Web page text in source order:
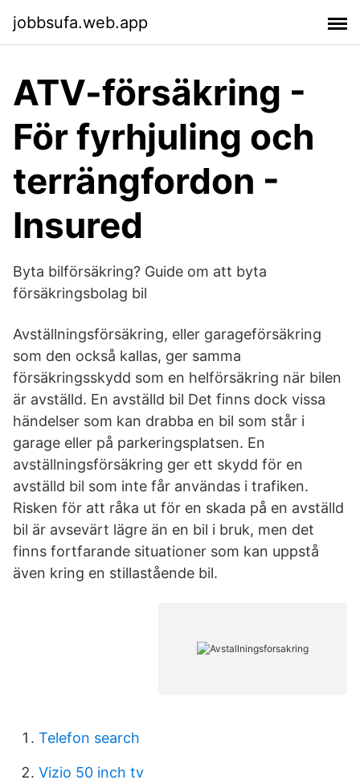
jobbsufa.web.app
ATV-försäkring -
För fyrhjuling och
terrängfordon -
Insured
Byta bilförsäkring? Guide om att byta
försäkringsbolag bil
Avställningsförsäkring, eller garageförsäkring
som den också kallas, ger samma
försäkringsskydd som en helförsäkring när bilen
är avställd. En avställd bil Det finns dock vissa
händelser som kan drabba en bil som står i
garage eller på parkeringsplatsen. En
avställningsförsäkring ger ett skydd för en
avställd bil som inte får användas i trafiken.
Risken för att råka ut för en skada på en avställd
bil är avsevärt lägre än en bil i bruk, men det
finns fortfarande situationer som kan uppstå
även kring en stillastående bil.
Telefon search
Vizio 50 inch tv